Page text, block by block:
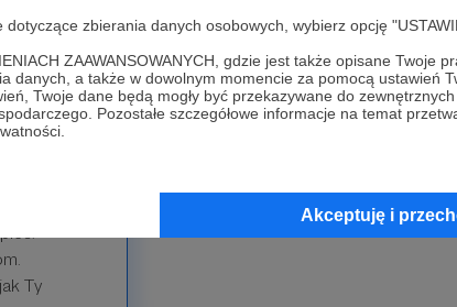
zbierania danych osobowych, wybierz opcję
ZAAWANSOWANYCH, gdzie jest także opisane Twoje
danych, a także w dowolnym momencie za pomocą ustawień
Twoje dane będą mogły być przekazywane do
Pozostałe szczegółowe informacje na temat
Akceptuję i
i dać
Ty